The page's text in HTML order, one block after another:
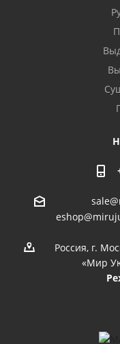
Россия, г.
«Мир